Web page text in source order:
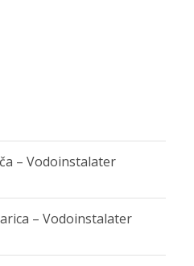
– Vodoinstalater
– Vodoinstalater